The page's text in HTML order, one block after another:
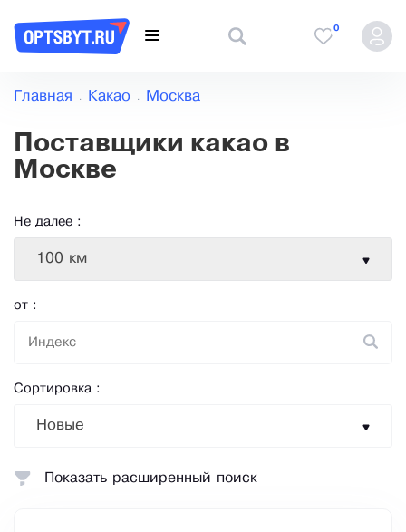
0
Главная Какао Москва
Поставщики какао в
Москве
Не далее :
100 км
от :
Сортировка :
Новые
Показать расширенный поиск